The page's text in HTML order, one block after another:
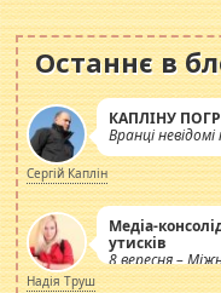
Останнє в
КАПЛІНУ
Вранці
Сергій Каплін
Медіа-
утисків
8 вересня –
журналістів.
Надія Труш